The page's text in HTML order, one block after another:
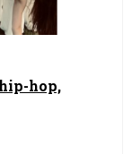
hop,